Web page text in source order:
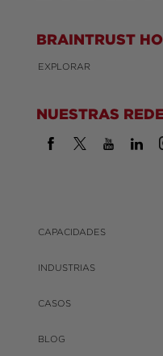
BRAINTRUST
EXPLORAR
NUESTRAS
CAPACIDADES
INDUSTRIAS
CASOS
BLOG